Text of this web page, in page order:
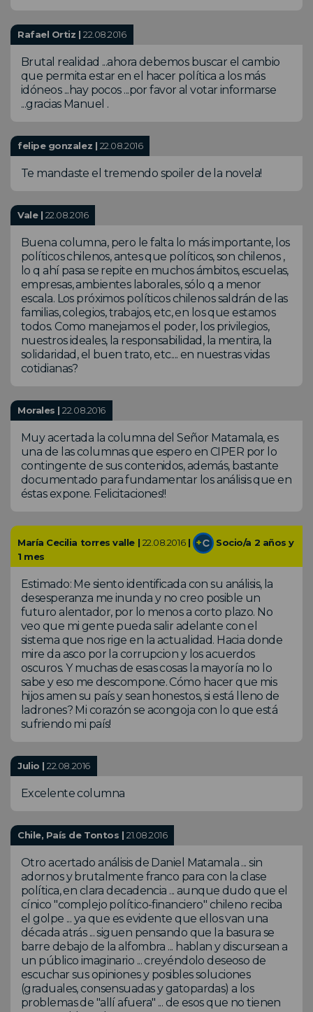
Rafael Ortiz |22.08.2016
Brutal realidad ...ahora debemos buscar el cambio
que permita estar en el hacer política a los más
idóneos ...hay pocos ...por favor al votar informarse
...gracias Manuel .
felipe gonzalez | 22.08.2016
Te mandaste el tremendo spoiler de la novela!
Vale | 22.08.2016
Buena columna, pero le falta lo más importante, los
políticos chilenos, antes que políticos, son chilenos ,
lo q ahí pasa se repite en muchos ámbitos, escuelas,
empresas, ambientes laborales, sólo q a menor
escala. Los próximos políticos chilenos saldrán de las
familias, colegios, trabajos, etc, en los que estamos
todos. Como manejamos el poder, los privilegios,
nuestros ideales, la responsabilidad, la mentira, la
solidaridad, el buen trato, etc.... en nuestras vidas
cotidianas?
Morales |22.08.2016
Muy acertada la columna del Señor Matamala, es
una de las columnas que espero en CIPER por lo
contingente de sus contenidos, además, bastante
documentado para fundamentar los análisis que en
éstas expone. Felicitaciones!!
María Cecilia torres valle | 22.08.2016|
Socio/a 2 años y
1 mes
Estimado: Me siento identificada con su análisis, la
desesperanza me inunda y no creo posible un
futuro alentador, por lo menos a corto plazo. No
veo que mi gente pueda salir adelante con el
sistema que nos rige en la actualidad. Hacia donde
mire da asco por la corrupcion y los acuerdos
oscuros. Y muchas de esas cosas la mayoría no lo
sabe y eso me descompone. Cómo hacer que mis
hijos amen su país y sean honestos, si está lleno de
ladrones? Mi corazón se acongoja con lo que está
sufriendo mi país!
Julio |22.08.2016
Excelente columna
Chile, País de Tontos | 21.08.2016
Otro acertado análisis de Daniel Matamala ... sin
adornos y brutalmente franco para con la clase
política, en clara decadencia ... aunque dudo que el
cínico "complejo político-financiero" chileno reciba
el golpe ... ya que es evidente que ellos van una
década atrás ... siguen pensando que la basura se
barre debajo de la alfombra ... hablan y discursean a
un público imaginario ... creyéndolo deseoso de
escuchar sus opiniones y posibles soluciones
(graduales, consensuadas y gatopardas) a los
problemas de "allí afuera" ... de esos que no tienen